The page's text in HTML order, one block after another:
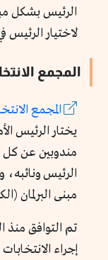
الرئيس بشكل
لاختيار الرئيس
المجمع
المجمع
يختار الرئيس
مندوبين عن كل
الرئيس ونائبه،
مبنى البرلمان
تم التوافق
إجراء